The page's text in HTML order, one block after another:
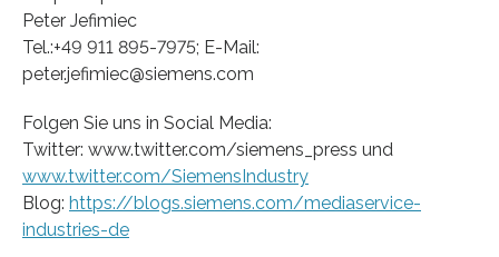
Peter Jefimiec
Tel.:+49 911 895-7975; E-Mail:
peter.jefimiec@siemens.com
Folgen Sie uns in Social Media:
Twitter: www.twitter.com/siemens_press und
www.twitter.com/SiemensIndustry
Blog: https://blogs.siemens.com/mediaservice-
industries-de